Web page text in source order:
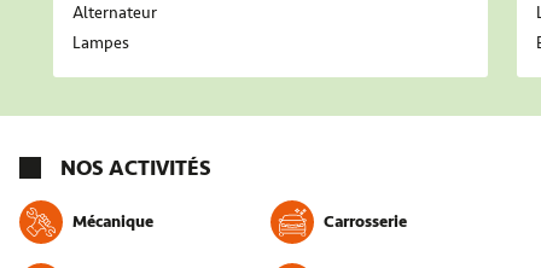
Alternateur
Lampes
NOS ACTIVITÉS
Mécanique Carrosserie